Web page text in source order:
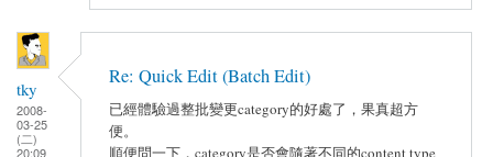
tky
2008-
03-25
(二)
20:09
Re: Quick Edit (Batch Edit)
已經體驗過整批變更category的好處了，果真超方
便。
順便問一下，category是否會隨著不同的content type